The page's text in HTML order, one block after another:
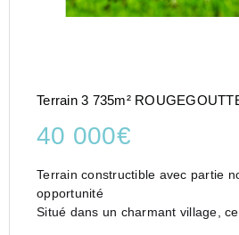
Terrain 3 735m²
40 000€
Terrain constructible avec partie
opportunité
Situé dans un charmant village,